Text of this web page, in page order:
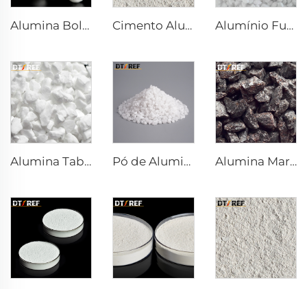
Alumina Bolha Cimento Aluminoso de Cálcio DK-68 Alumínio Fundido Branco
Alumina Tabular Pó de Alumina Fundida Alumina Marrom Fundida